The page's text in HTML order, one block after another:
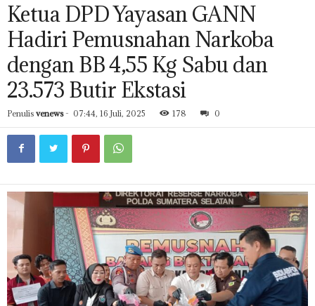
Ketua DPD Yayasan GANN
Hadiri Pemusnahan Narkoba
dengan BB 4,55 Kg Sabu dan
23.573 Butir Ekstasi
Penulis venews- 07:44, 16 Juli, 2025 178 0